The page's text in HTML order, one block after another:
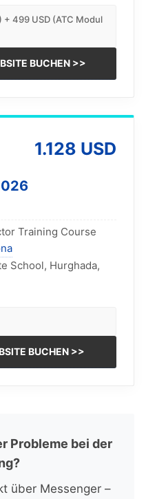
+ 499 USD (ATC Modul
BUCHEN >>
1.128 USD
Training Course
School, Hurghada,
BUCHEN >>
Probleme bei der
über Messenger –